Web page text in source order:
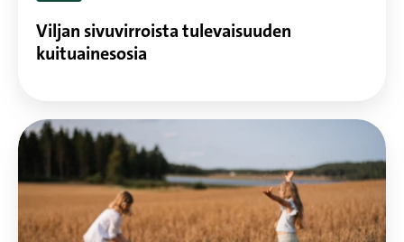
Viljan sivuvirroista tulevaisuuden
kuituainesosia
Satoraportti
2025:
Kasvukausi
suosiollinen